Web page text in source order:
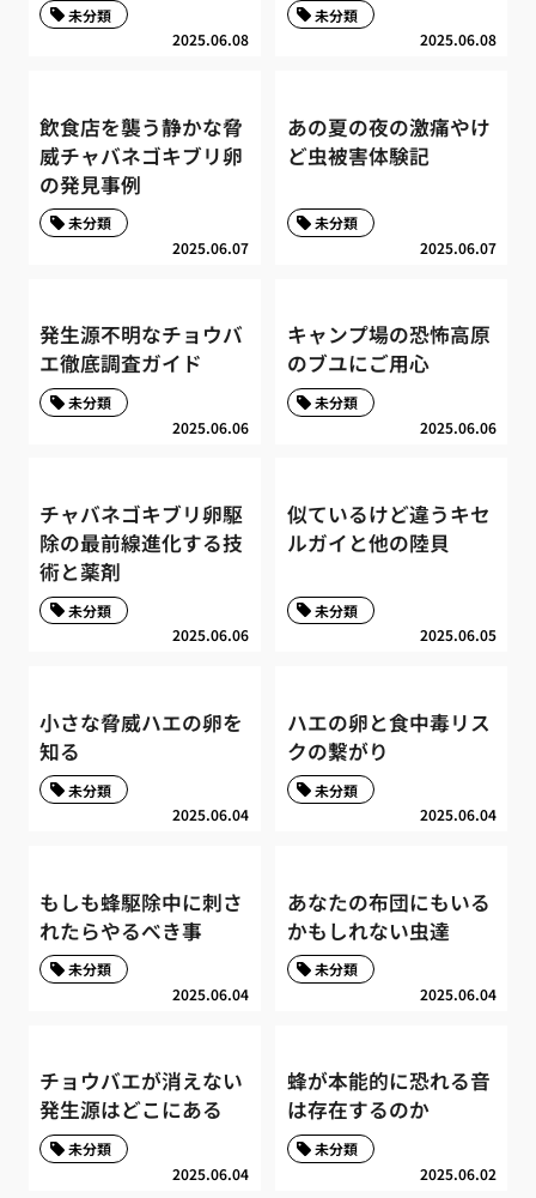
2025.06.08
未分類
2025.06.08
未分類
飲食店を襲う静かな脅
威チャバネゴキブリ卵
の発見事例
2025.06.07
未分類
あの夏の夜の激痛やけ
ど虫被害体験記
2025.06.07
未分類
発生源不明なチョウバ
エ徹底調査ガイド
2025.06.06
未分類
キャンプ場の恐怖高原
のブユにご用心
2025.06.06
未分類
チャバネゴキブリ卵駆
除の最前線進化する技
術と薬剤
2025.06.06
未分類
似ているけど違うキセ
ルガイと他の陸貝
2025.06.05
未分類
小さな脅威ハエの卵を
知る
2025.06.04
未分類
ハエの卵と食中毒リス
クの繋がり
2025.06.04
未分類
もしも蜂駆除中に刺さ
れたらやるべき事
2025.06.04
未分類
あなたの布団にもいる
かもしれない虫達
2025.06.04
未分類
チョウバエが消えない
発生源はどこにある
2025.06.04
未分類
蜂が本能的に恐れる音
は存在するのか
2025.06.02
未分類